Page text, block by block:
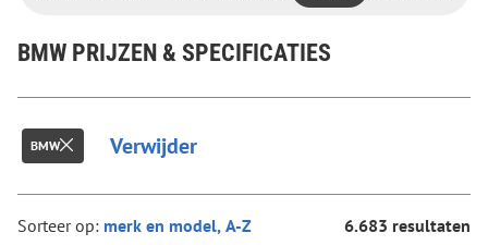
BMW PRIJZEN & SPECIFICATIES
BMW Verwijder
Sorteer op: 6.683 resultaten